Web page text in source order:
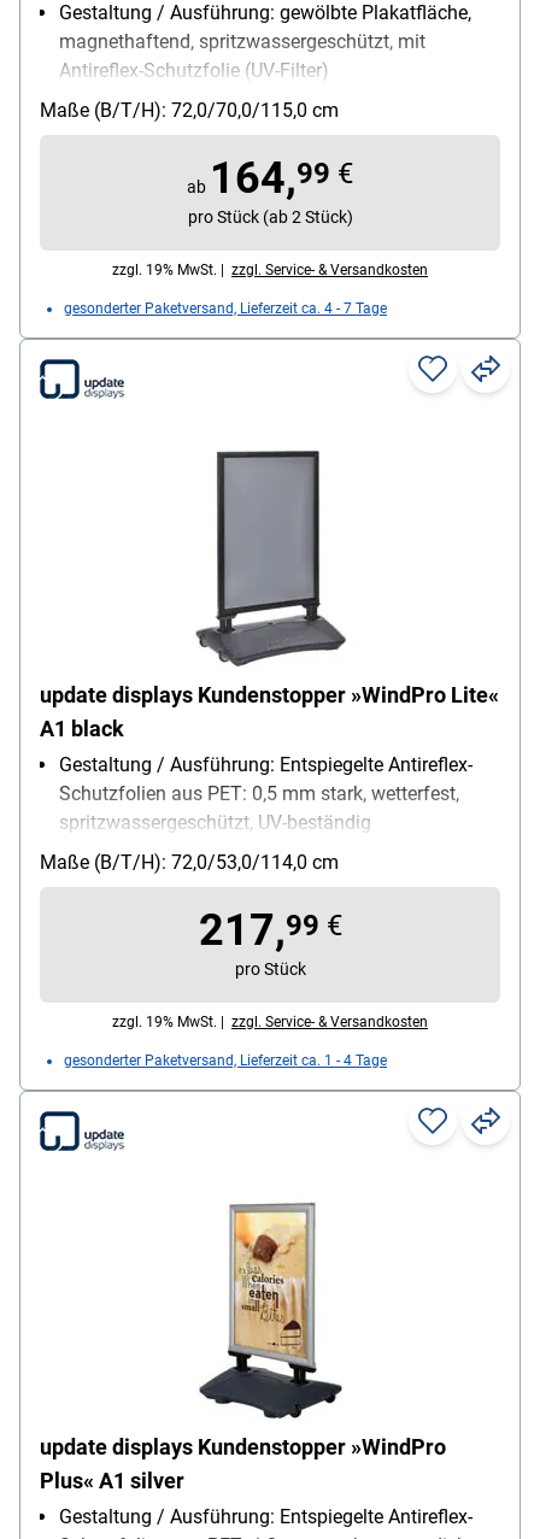
Gestaltung / Ausführung: gewölbte Plakatfläche,
magnethaftend, spritzwassergeschützt, mit
Antireflex-Schutzfolie (UV-Filter)
Verwendung für Papierformate: A1
Einsatzbereich: Innenbereich, Überdachter
Außenmaße des Rahmens: 72/70/115 cm
Maße (B/T/H): 72,0/70,0/115,0 cm
ab 164,99 €
pro Stück (ab 2 Stück)
zzgl. 19% MwSt. | zzgl. Service- & Versandkosten
gesonderter Paketversand, Lieferzeit ca. 4 - 7 Tage
update displays Kundenstopper »WindPro Lite«
A1 black
Gestaltung / Ausführung: Entspiegelte Antireflex-
Schutzfolien aus PET: 0,5 mm stark, wetterfest,
spritzwassergeschützt, UV-beständig
Verwendung für Papierformate: A1
Einsatzbereich: Innenbereich, Außenbereich
Außenmaße des Rahmens: 72/53/114 cm
Maße (B/T/H): 72,0/53,0/114,0 cm
217,99 €
pro Stück
zzgl. 19% MwSt. | zzgl. Service- & Versandkosten
gesonderter Paketversand, Lieferzeit ca. 1 - 4 Tage
update displays Kundenstopper »WindPro
Plus« A1 silver
Gestaltung / Ausführung: Entspiegelte Antireflex-